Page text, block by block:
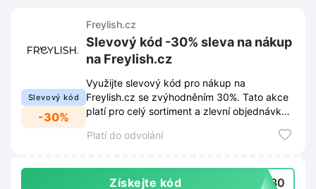
Slevový kód
-30%
Freylish.cz
Slevový kód -30% sleva na nákup
na Freylish.cz
Využijte slevový kód pro nákup na
Freylish.cz se zvýhodněním 30%. Tato akce
platí pro celý sortiment a zlevní objednávku
Platí do odvolání
Získejte kód EY30